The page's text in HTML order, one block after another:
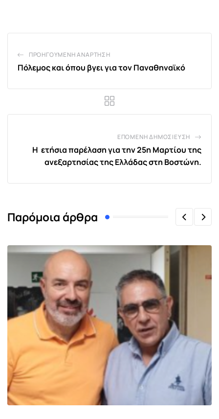
ΠΡΟΗΓΟΎΜΕΝΗ ΑΝΆΡΤΗΣΗ
Πόλεμος και όπου βγει για τον Παναθηναϊκό
ΕΠΌΜΕΝΗ ΔΗΜΟΣΊΕΥΣΗ
Η ετήσια παρέλαση για την 25η Μαρτίου της
ανεξαρτησίας της Ελλάδας στη Βοστώνη.
Παρόμοια άρθρα